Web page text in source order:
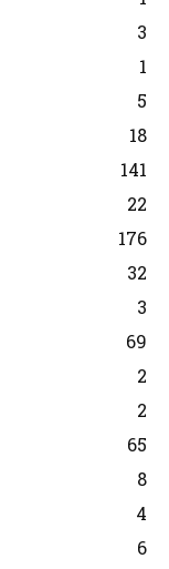
3
1
5
18
141
22
176
32
3
69
2
2
65
8
4
6